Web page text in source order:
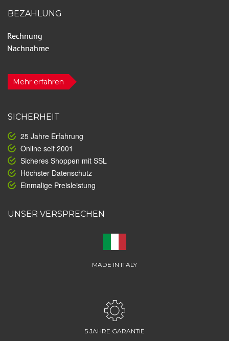
BEZAHLUNG
Mehr erfahren
SICHERHEIT
25 Jahre Erfahrung
Online seit 2001
Sicheres Shoppen mit SSL
Höchster Datenschutz
Einmalige Preisleistung
UNSER VERSPRECHEN
MADE IN ITALY
5 JAHRE GARANTIE